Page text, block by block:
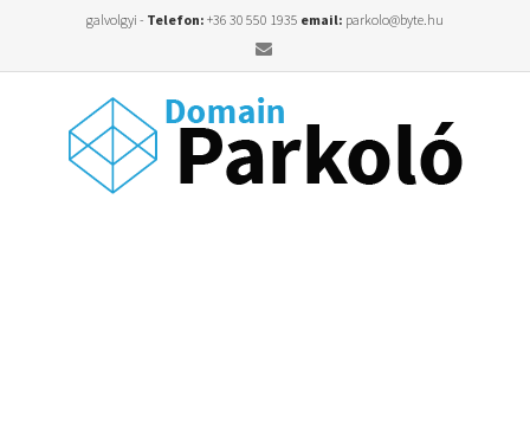
galvolgyi - Telefon: +36 30 550 1935 email: parkolo@byte.hu
Email